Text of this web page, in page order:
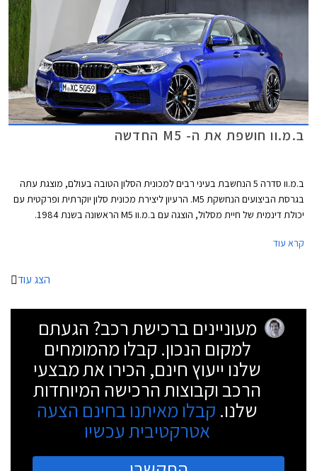
ב.מ.וו חושפת את ה- M5 החדשה
ב.מ.וו סדרה 5 הנחשבת בעיני רבים למכונית הסלון הטובה בעולם, מוצגת עתה
בגרסת הביצועים הנחשקת M5. הרעיון ליצירת מכונית סלון יוקרתית ופרקטית עם
יכולת דינמית של חיית מסלול, הוצגה עם ב.מ.וו M5 הראשונה בשנת 1984.
עבורה ולה יתרונות רבים בכל הנוגע לאחיזת כביש והעברת הכוח אל האספלט.
החלקה. המערכת מאפשרת לנהג בחירה בין 5 מצבי נהיגה ביניהם מצב הנעה
קרא עוד
הצג עוד
מעוניינים ברכישת רכב? הגעתם
למקום הנכון. קבלו מהמומחים
שלנו ייעוץ חינם, הכירו את מבצעי
הרכב וקבוצות הרכישה המיוחדות
שלנו. קבלו מאיתנו בחינם הצעה
אטרקטיבית עכשיו